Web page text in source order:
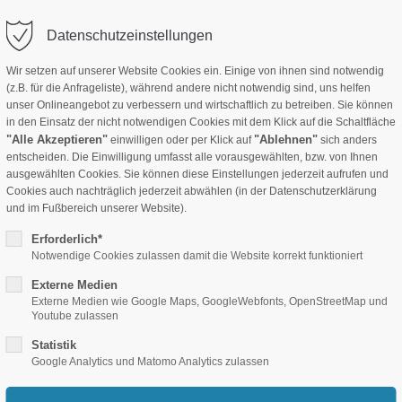
info(at)crecondeko.de
Stoffe B1 Hotel-Ausstattung Akustik Produkte
Die Plankenmasse werden bei den einzelnen Sorten
Datenschutzeinstellungen
Wir setzen auf unserer Website Cookies ein. Einige von ihnen sind notwendig
(z.B. für die Anfrageliste), während andere nicht notwendig sind, uns helfen
unser Onlineangebot zu verbessern und wirtschaftlich zu betreiben. Sie können
in den Einsatz der nicht notwendigen Cookies mit dem Klick auf die Schaltfläche
"Alle Akzeptieren"einwilligen oder per Klick auf "Ablehnen"sich anders
entscheiden. Die Einwilligung umfasst alle vorausgewählten, bzw. von Ihnen
ausgewählten Cookies. Sie können diese Einstellungen jederzeit aufrufen und
Cookies auch nachträglich jederzeit abwählen (in der Datenschutzerklärung
und im Fußbereich unserer Website).
Erforderlich*
Notwendige Cookies zulassen damit die Website korrekt funktioniert
Externe Medien
Externe Medien wie Google Maps, GoogleWebfonts, OpenStreetMap und
Youtube zulassen
Statistik
Google Analytics und Matomo Analytics zulassen